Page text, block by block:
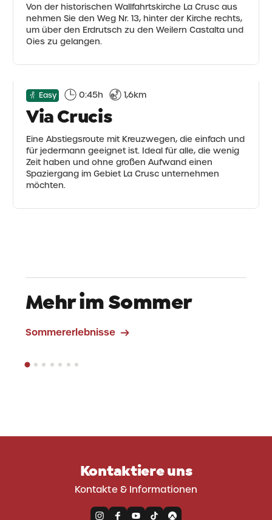
Von der historischen Wallfahrtskirche La Crusc aus
nehmen Sie den Weg Nr. 13, hinter der Kirche rechts,
um über den Erdrutsch zu den Weilern Castalta und
Oies zu gelangen.
Easy 0:45h 1,6km
Via Crucis
Eine Abstiegsroute mit Kreuzwegen, die einfach und
für jedermann geeignet ist. Ideal für alle, die wenig
Zeit haben und ohne großen Aufwand einen
Spaziergang im Gebiet La Crusc unternehmen
möchten.
Mehr im Sommer
Sommererlebnisse
Workation
Kontaktiere uns
Kontakte & Informationen